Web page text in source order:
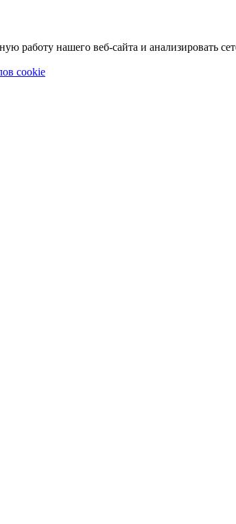
работу нашего веб-сайта и анализировать
cookie